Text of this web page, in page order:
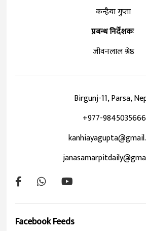
कन्हैया गुप्ता
प्रबन्ध निर्देशकः
जीवनलाल श्रेष्ठ
Birgunj-11, Parsa,
+977-9845035666
Facebook Feeds